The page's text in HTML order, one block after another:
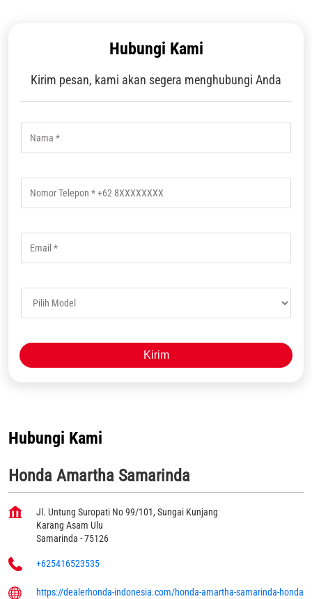
Hubungi Kami
Kirim pesan, kami akan segera menghubungi Anda
Hubungi Kami
Honda Amartha Samarinda
Jl. Untung Suropati No 99/101, Sungai Kunjang
Karang Asam Ulu
Samarinda -75126
+625416523535
https://dealerhonda-indonesia.com/honda-amartha-samarinda-honda